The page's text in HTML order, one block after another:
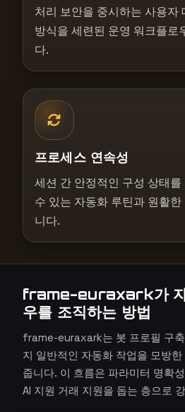
처리 보안을 중시하는 사용자
방식을 세련된 운영 워크플로
다.
프로세스 연속성
세션 간 안정적인 구성 상태
수 있는 자동화 루틴과 원활
니다.
frame-euraxark가 자
우를 조직하는 방법
frame-euraxark는 봇 프로필 구
지 일반적인 자동화 작업을 모방
줍니다. 이 흐름은 파라미터 명확
AI 지원 거래 지원을 돕는 층으로